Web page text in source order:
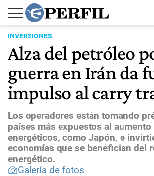
INVERSIONES
Alza del petróleo
guerra en Irán da
impulso al carry
Los operadores están tomando
países más expuestos al
energéticos, como Japón, e
economías que se benefician del
energético.
Galería de fotos